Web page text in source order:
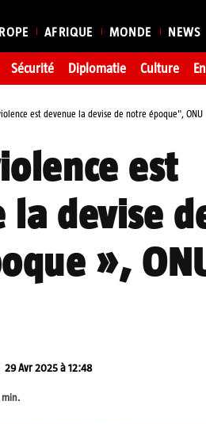
AFRIQUE MONDE NEWS
Sécurité Diplomatie Culture
est devenue la devise de notre époque", ONU
est
la devise
»,
29 Avr 2025 à 12:48